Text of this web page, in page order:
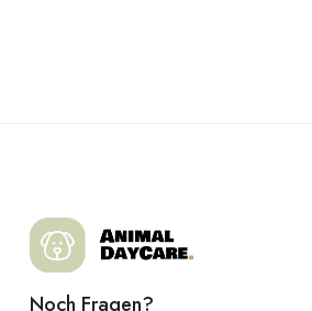
Noch Fragen?